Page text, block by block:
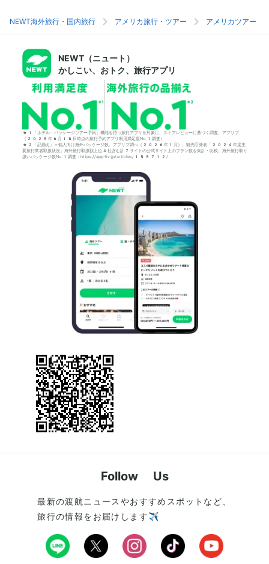
NEWT海外旅行・国内旅行 アメリカ旅行・ツアー アメリカツアー
NEWT（ニュート）
かしこい、おトク、旅行アプリ
*1「ホテル・パッケージツアー予約」機能を持つ旅行アプリを対象に、ストアレビューに基づく調査。アプリブ
（2025年6月18日時点の旅行予約アプリ利用満足度No.1調査）
*2「品揃え」＝個人向け海外パッケージ数。アプリブ調べ（2026年1月）。観光庁発表「2024年度主
要旅行業者取扱状況」海外旅行取扱額上位4社含む計7サイトの公式サイト上のプラン数を集計・比較。海外旅行取り
扱いパッケージ数No.1調査：https://app-liv.jp/articles/155712/
Follow Us
最新の渡航ニュースやおすすめスポットなど、
旅行の情報をお届けします✈️